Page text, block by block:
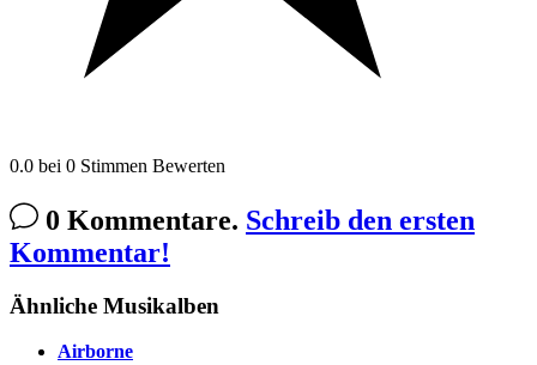
0.0 bei 0 Stimmen Bewerten
0 Kommentare. Schreib den ersten
Kommentar!
Ähnliche Musikalben
Airborne